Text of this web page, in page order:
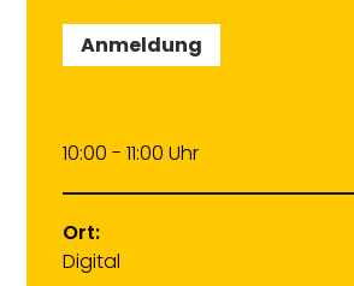
Anmeldung
10:00 - 11:00 Uhr
Ort:
Digital